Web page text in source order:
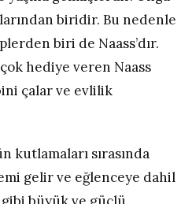
biridir. Bu nedenle
biri de Naass’dır.
hediye veren Naass
çalar ve evlilik
kutlamaları sırasında
gelir ve eğlenceye dahil